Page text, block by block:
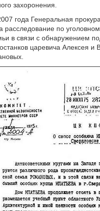
захоронения.
года Генеральная
расследование по
в связи с обнаружением
царевича Алексея и